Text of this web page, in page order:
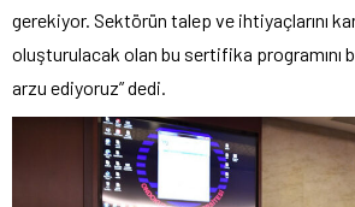
gerekiyor. Sektörün talep ve ihtiyaçlarını
oluşturulacak olan bu sertifika programını
arzu ediyoruz” dedi.